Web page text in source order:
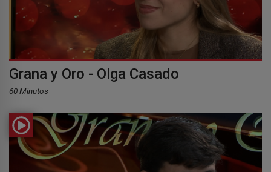
Grana y Oro - Olga Casado
60 Minutos